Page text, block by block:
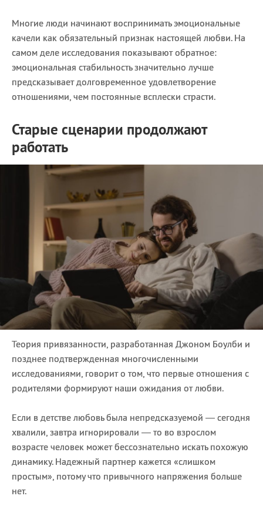
Многие люди начинают воспринимать эмоциональные
качели как обязательный признак настоящей любви. На
самом деле исследования показывают обратное:
эмоциональная стабильность значительно лучше
предсказывает долговременное удовлетворение
отношениями, чем постоянные всплески страсти.
Старые сценарии продолжают
работать
Теория привязанности, разработанная Джоном Боулби и
позднее подтвержденная многочисленными
исследованиями, говорит о том, что первые отношения с
родителями формируют наши ожидания от любви.
Если в детстве любовь была непредсказуемой — сегодня
хвалили, завтра игнорировали — то во взрослом
возрасте человек может бессознательно искать похожую
динамику. Надежный партнер кажется «слишком
простым», потому что привычного напряжения больше
нет.